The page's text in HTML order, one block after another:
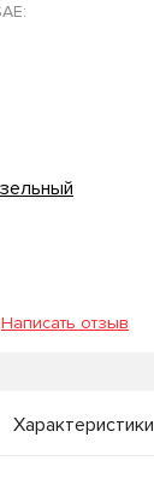
Написать отзыв
Характеристики